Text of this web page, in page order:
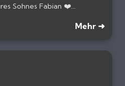
Sohnes Fabian ❤️...
Mehr ➜